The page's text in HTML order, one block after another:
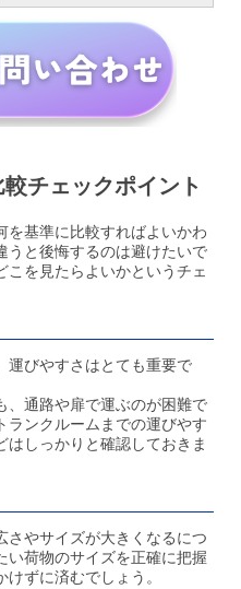
チェックポイント
を基準に比較すればよいかわ
うと後悔するのは避けたいで
こを見たらよいかというチェ
運びやすさはとても重要で
、通路や扉で運ぶのが困難で
ランクルームまでの運びやす
はしっかりと確認しておきま
さやサイズが大きくなるにつ
い荷物のサイズを正確に把握
ずに済むでしょう。